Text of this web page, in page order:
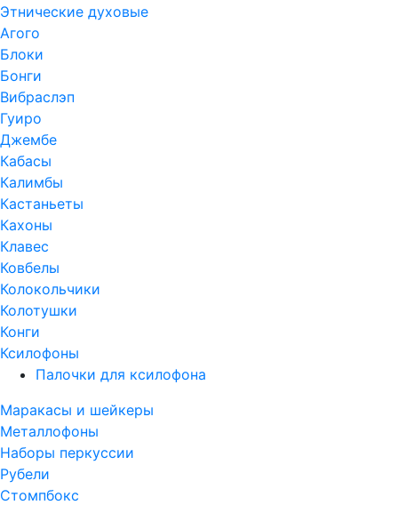
Этнические духовые
Агого
Блоки
Бонги
Вибраслэп
Гуиро
Джембе
Кабасы
Калимбы
Кастаньеты
Кахоны
Клавес
Ковбелы
Колокольчики
Колотушки
Конги
Ксилофоны
Палочки для ксилофона
Маракасы и шейкеры
Металлофоны
Наборы перкуссии
Рубели
Стомпбокс